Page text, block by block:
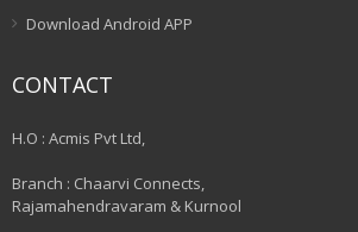
Download Android APP
CONTACT
H.O : Acmis Pvt Ltd,
Branch : Chaarvi Connects,
Rajamahendravaram & Kurnool